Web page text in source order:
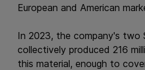
European and American
In 2023, the company's two
collectively produced 216
this material, enough to